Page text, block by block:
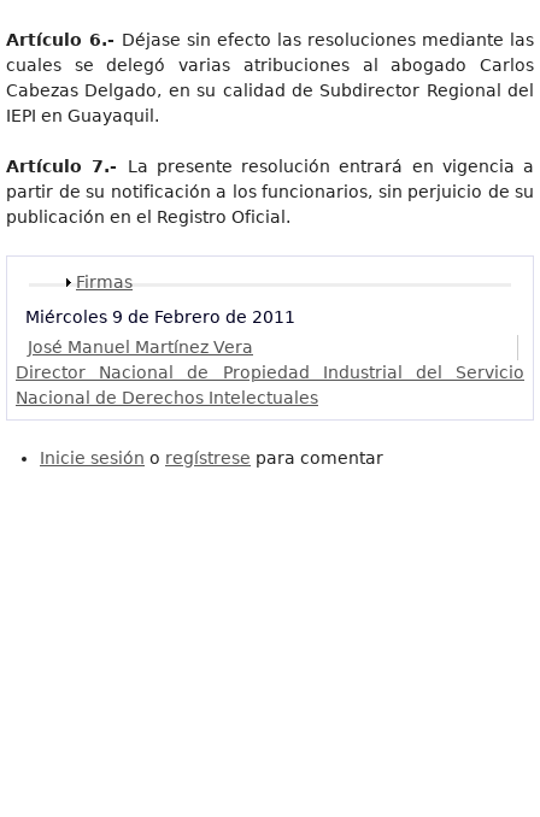
Artículo 6.- Déjase sin efecto las resoluciones mediante las
cuales se delegó varias atribuciones al abogado Carlos
Cabezas Delgado, en su calidad de Subdirector Regional del
IEPI en Guayaquil.
Artículo 7.- La presente resolución entrará en vigencia a
partir de su notificación a los funcionarios, sin perjuicio de su
publicación en el Registro Oficial.
Mostrar
Firmas
Miércoles 9 de Febrero de 2011
José Manuel Martínez Vera
Director Nacional de Propiedad Industrial del Servicio
Nacional de Derechos Intelectuales
Inicie sesión o regístrese para comentar